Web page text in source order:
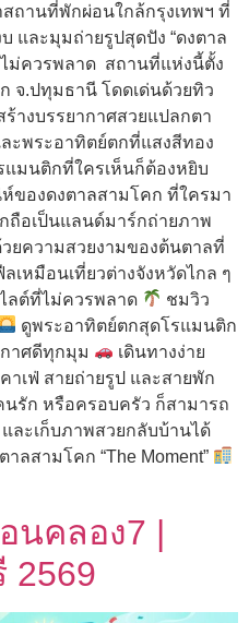
ถานที่พักผ่อนใกล้กรุงเทพฯ ที่
และมุมถ่ายรูปสุดปัง “ดงตาล
ม่ควรพลาด สถานที่แห่งนี้ตั้ง
จ.ปทุมธานี โดดเด่นด้วยทิว
ร้างบรรยากาศสวยแปลกตา
ะพระอาทิตย์ตกที่แสงสีทอง
แมนติกที่ใครเห็นก็ต้องหยิบ
ห์ของดงตาลสามโคก ที่ใครมา
ถือเป็นแลนด์มาร์กถ่ายภาพ
ยความสวยงามของต้นตาลที่
เหมือนเที่ยวต่างจังหวัดไกล ๆ
ลต์ที่ไม่ควรพลาด
ชมวิว
ดูพระอาทิตย์ตกสุดโรแมนติก
าศดีทุกมุม
เดินทางง่าย
าเฟ่ สายถ่ายรูป และสายพัก
นรัก หรือครอบครัว ก็สามารถ
ละเก็บภาพสวยกลับบ้านได้
ลสามโคก “The Moment”
นคลอง7 |
2569